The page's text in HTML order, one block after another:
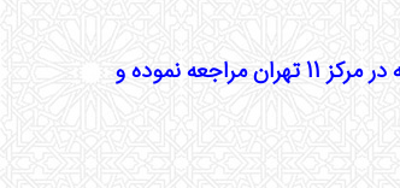
متقاضیان می توانند جهت پیگیری ثبت درخواست مهمانی و انتقالی، به کارشناسان رشته در مرکز 11 تهران مراجعه نموده و